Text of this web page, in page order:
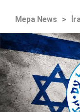
Mepa News >